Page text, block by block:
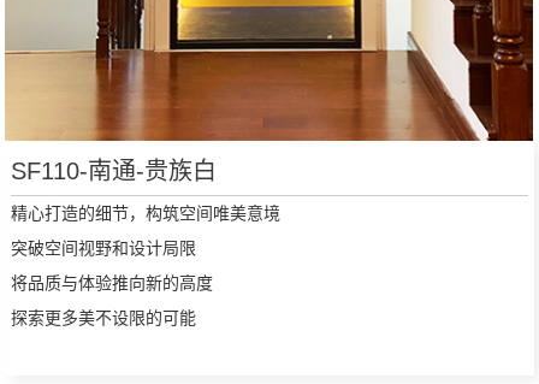
SF110-南通-贵族白
精心打造的细节，构筑空间唯美意境
突破空间视野和设计局限
将品质与体验推向新的高度
探索更多美不设限的可能